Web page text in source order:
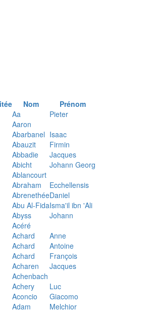
Nom
Prénom
Aa
Pieter
Aaron
Abarbanel Isaac
Abauzit
Firmin
Abbadie
Jacques
Abicht
Johann Georg
Ablancourt
Abraham
Ecchellensis
AbrenethéeDaniel
Abu Al-FidaIsma'il ibn 'Ali
Abyss
Johann
Acéré
Achard
Anne
Achard
Antoine
Achard
François
Acharen
Jacques
Achenbach
Achery
Luc
Aconcio
Giacomo
Adam
Melchior